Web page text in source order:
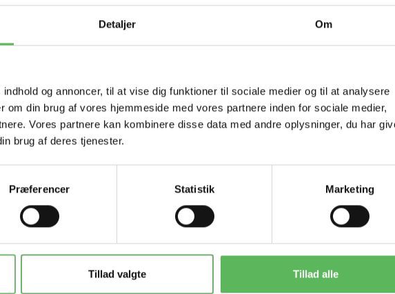
Detaljer Om
og annoncer, til at vise dig funktioner til sociale medier og til at analysere
om din brug af vores hjemmeside med vores partnere inden for sociale medier,
Vores partnere kan kombinere disse data med andre oplysninger, du har
brug af deres tjenester.
Præferencer Statistik Marketing
Tillad valgte Tillad alle
HELE WEBSHOPPEN
Tilbud GÆLDER
BUTIKKERE
metal Udfiltning og Udtynding